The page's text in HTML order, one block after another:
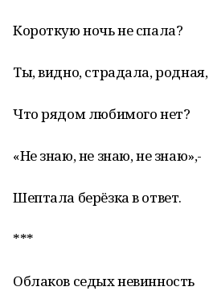
Короткую ночь не спала?
Ты, видно, страдала, родная,
Что рядом любимого нет?
«Не знаю, не знаю, не знаю»,-
Шептала берёзка в ответ.
***
Облаков седых невинность